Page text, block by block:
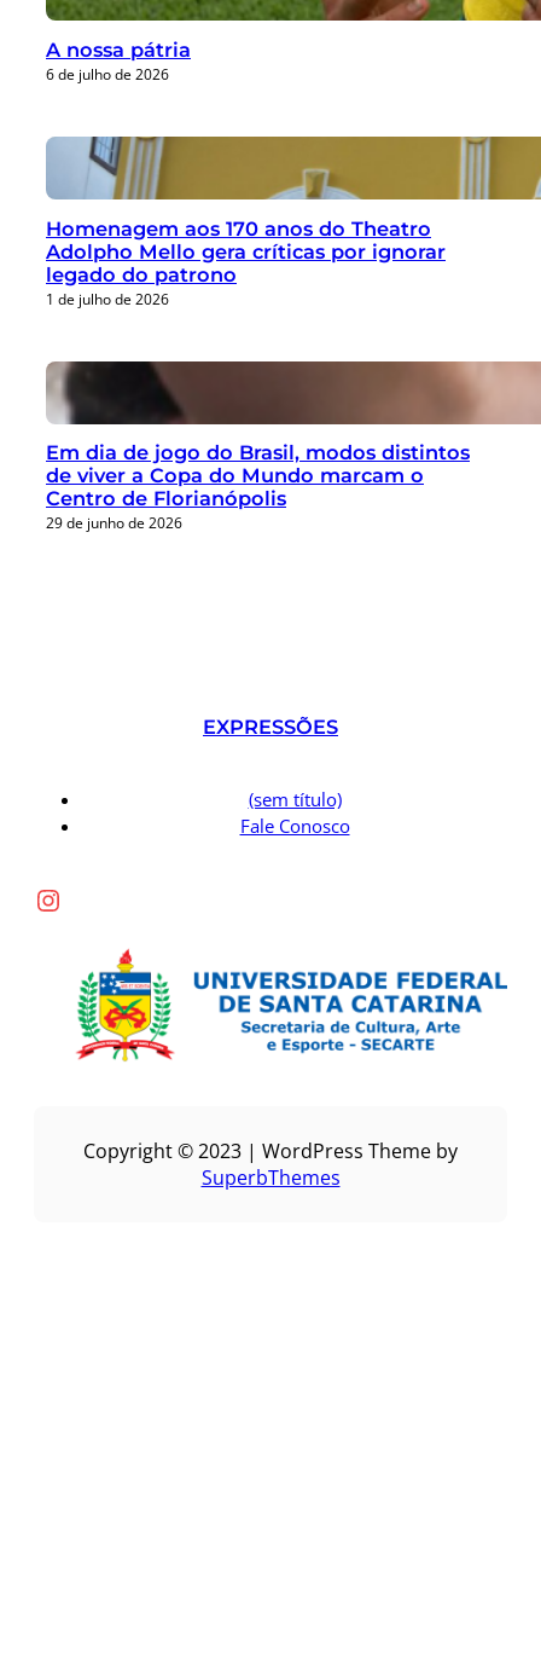
A nossa pátria
6 de julho de 2026
Homenagem aos 170 anos do Theatro
Adolpho Mello gera críticas por ignorar
legado do patrono
1 de julho de 2026
Em dia de jogo do Brasil, modos distintos
de viver a Copa do Mundo marcam o
Centro de Florianópolis
29 de junho de 2026
EXPRESSÕES
(sem título)
Fale Conosco
Instagram
Copyright © 2023 | WordPress Theme by
SuperbThemes